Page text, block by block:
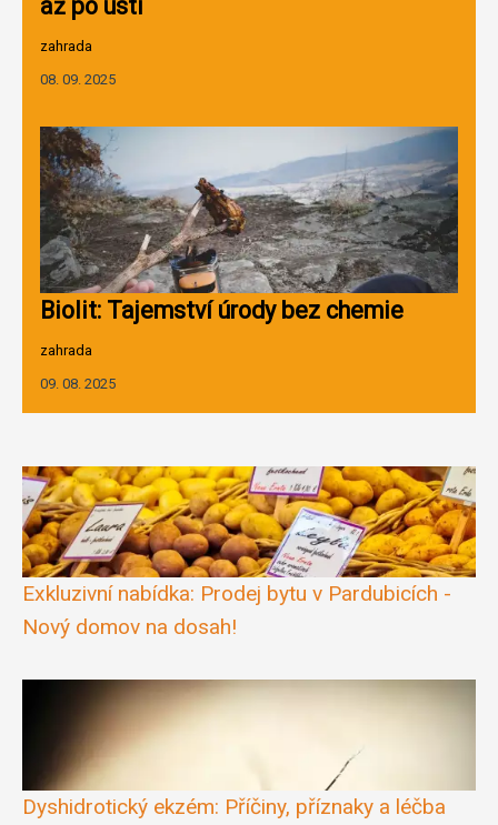
až po ústí
zahrada
08. 09. 2025
Biolit: Tajemství úrody bez chemie
zahrada
09. 08. 2025
Exkluzivní nabídka: Prodej bytu v Pardubicích -
Nový domov na dosah!
Dyshidrotický ekzém: Příčiny, příznaky a léčba